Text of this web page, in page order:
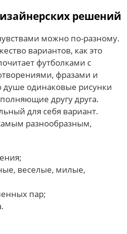
решений
можно по-разному.
вариантов, как это
футболками с
фразами и
душе одинаковые рисунки
другу друга.
для себя вариант.
разнообразным,
веселые, милые,
пар;